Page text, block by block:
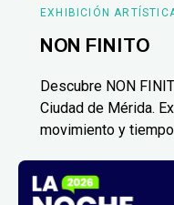
EXHIBICIÓN
NON FINITO
Descubre NON
Ciudad de Mérida.
movimiento y